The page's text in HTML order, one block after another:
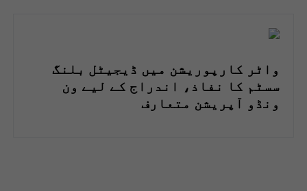
واٹر کارپوریشن میں ڈیجیٹل بلنگ
سسٹم کا نفاذ، اندراج کے لیے ون
ونڈو آپریشن متعارف